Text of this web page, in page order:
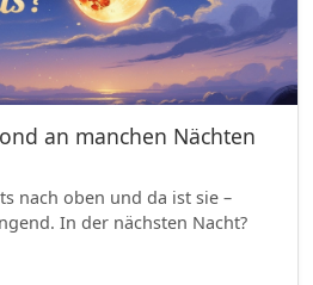
an manchen Nächten
nach oben und da ist sie –
In der nächsten Nacht?